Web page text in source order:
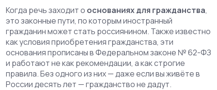
Когда речь заходит о основаниях для гражданства,
это законные пути, по которым иностранный
гражданин может стать россиянином. Также известно
какусловия приобретения гражданства, эти
основания прописаны в Федеральном законе № 62-ФЗ
и работают не как рекомендации, а как строгие
правила. Без одного из них — даже если вы живёте в
России десять лет — гражданство не дадут.